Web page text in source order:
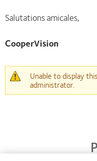
Salutations amicales,
CooperVision
Unable to display
administrator.